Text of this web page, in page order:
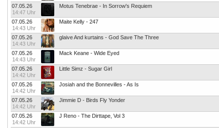
07.05.26
14:47 Uhr
Motus Tenebrae - In Sorrow's Requiem
07.05.26
14:43 Uhr
Maite Kelly - 247
07.05.26
14:43 Uhr
glaive And kurtains - God Save The Three
07.05.26
14:43 Uhr
Mack Keane - Wide Eyed
07.05.26
14:42 Uhr
Little Simz - Sugar Girl
07.05.26
14:42 Uhr
Josiah and the Bonnevilles - As Is
07.05.26
14:42 Uhr
Jimmie D - Birds Fly Yonder
07.05.26
14:42 Uhr
J Reno - The Dirttape, Vol 3